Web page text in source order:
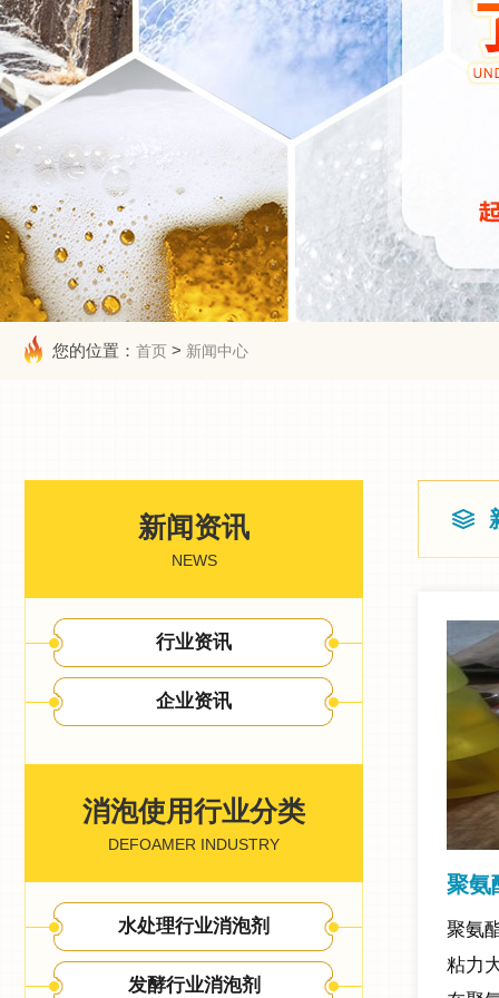
您的位置： 首页 > 新闻中心
新闻资讯
NEWS
行业资讯
企业资讯
消泡使用行业分类
DEFOAMER INDUSTRY
水处理行业消泡剂
发酵行业消泡剂
聚氨
聚氨
粘力